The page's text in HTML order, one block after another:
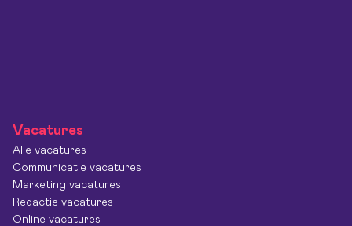
Vacatures
Alle vacatures
Communicatie vacatures
Marketing vacatures
Redactie vacatures
Online vacatures